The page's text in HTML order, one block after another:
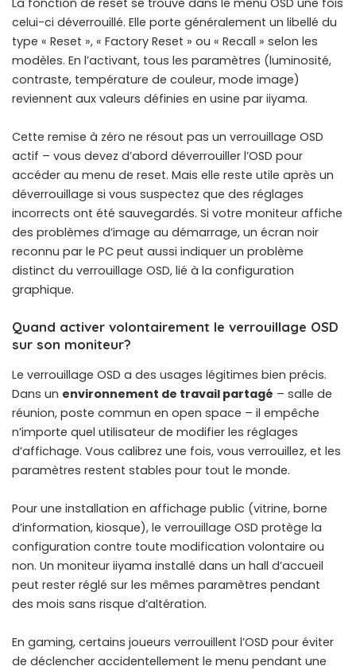
La fonction de reset se trouve dans le menu OSD une fois
celui-ci déverrouillé. Elle porte généralement un libellé du
type « Reset », « Factory Reset » ou « Recall » selon les
modèles. En l’activant, tous les paramètres (luminosité,
contraste, température de couleur, mode image)
reviennent aux valeurs définies en usine par iiyama.
Cette remise à zéro ne résout pas un verrouillage OSD
actif – vous devez d’abord déverrouiller l’OSD pour
accéder au menu de reset. Mais elle reste utile après un
déverrouillage si vous suspectez que des réglages
incorrects ont été sauvegardés. Si votre moniteur affiche
des problèmes d’image au démarrage, un écran noir
reconnu par le PC peut aussi indiquer un problème
distinct du verrouillage OSD, lié à la configuration
graphique.
Quand activer volontairement le verrouillage OSD
sur son moniteur?
Le verrouillage OSD a des usages légitimes bien précis.
Dans un environnement de travail partagé – salle de
réunion, poste commun en open space – il empêche
n’importe quel utilisateur de modifier les réglages
d’affichage. Vous calibrez une fois, vous verrouillez, et les
paramètres restent stables pour tout le monde.
Pour une installation en affichage public (vitrine, borne
d’information, kiosque), le verrouillage OSD protège la
configuration contre toute modification volontaire ou
non. Un moniteur iiyama installé dans un hall d’accueil
peut rester réglé sur les mêmes paramètres pendant
des mois sans risque d’altération.
En gaming, certains joueurs verrouillent l’OSD pour éviter
de déclencher accidentellement le menu pendant une